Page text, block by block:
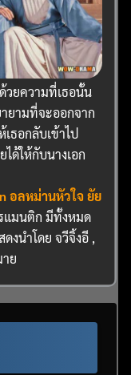
วยความที่เธอนั้น
ยามที่จะออกจาก
ธอกลับเข้าไป
ด้ให้กับนางเอก
อลหม่านหัวใจ ยัย
แมนติก มีทั้งหมด
งนำโดย จวีจิ้งอี ,
ย